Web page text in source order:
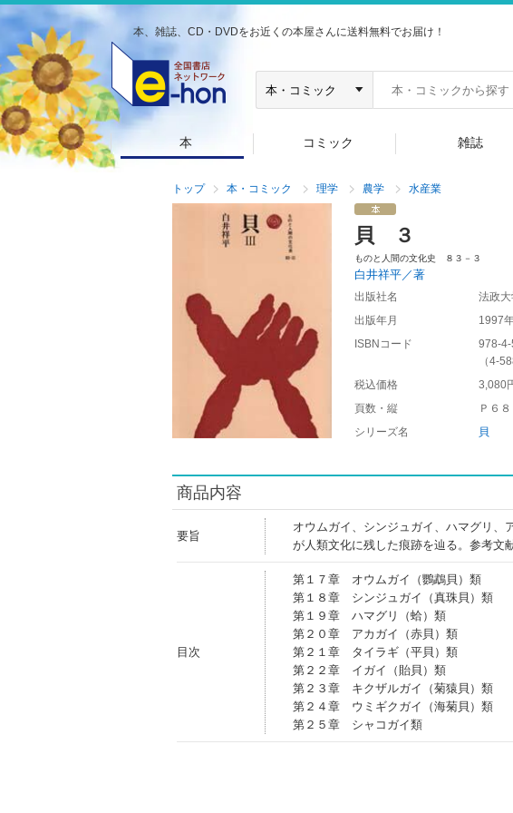
本、雑誌、CD・DVDをお近くの本屋さんに送料無料でお届け！
本 コミック 雑誌
トップ 本・コミック 理学 農学 水産業
貝 ３
ものと人間の文化史 ８３－３
白井祥平／著
出版社名
法政
出版年月
1997
ISBNコード
978-
（4-
税込価格
3,080
頁数・縦
Ｐ６
シリーズ名
貝
商品内容
要旨
オウムガイ、シンジュガイ、ハマグリ、
が人類文化に残した痕跡を辿る。参考文
目次
第１７章 オウムガイ（鸚鵡貝）類
第１８章 シンジュガイ（真珠貝）類
第１９章 ハマグリ（蛤）類
第２０章 アカガイ（赤貝）類
第２１章 タイラギ（平貝）類
第２２章 イガイ（貽貝）類
第２３章 キクザルガイ（菊猿貝）類
第２４章 ウミギクガイ（海菊貝）類
第２５章 シャコガイ類